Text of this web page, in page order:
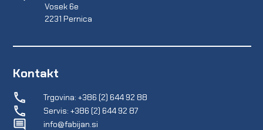
Vosek 6e
2231 Pernica
Kontakt
Trgovina: +386 (2) 644 92 88
Servis: +386 (2) 644 92 87
info@fabijan.si